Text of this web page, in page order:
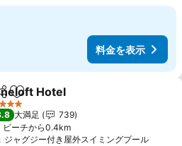
料金を表示
アお気に入りに追加
Hotel
テルのランク
大満足
739
ビーチから0.4km
ジャグジー付き屋外スイミングプール